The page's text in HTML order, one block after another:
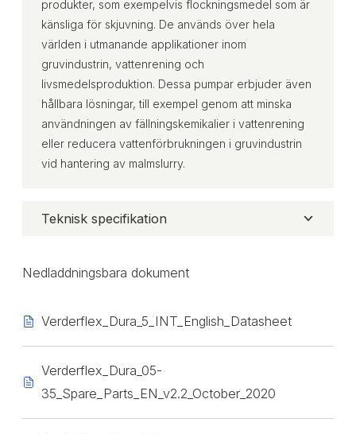
produkter, som exempelvis flockningsmedel som är
känsliga för skjuvning. De används över hela
världen i utmanande applikationer inom
gruvindustrin, vattenrening och
livsmedelsproduktion. Dessa pumpar erbjuder även
hållbara lösningar, till exempel genom att minska
användningen av fällningskemikalier i vattenrening
eller reducera vattenförbrukningen i gruvindustrin
vid hantering av malmslurry.
Teknisk specifikation
Nedladdningsbara dokument
Verderflex_Dura_5_INT_English_Datasheet
Verderflex_Dura_05-
35_Spare_Parts_EN_v2.2_October_2020